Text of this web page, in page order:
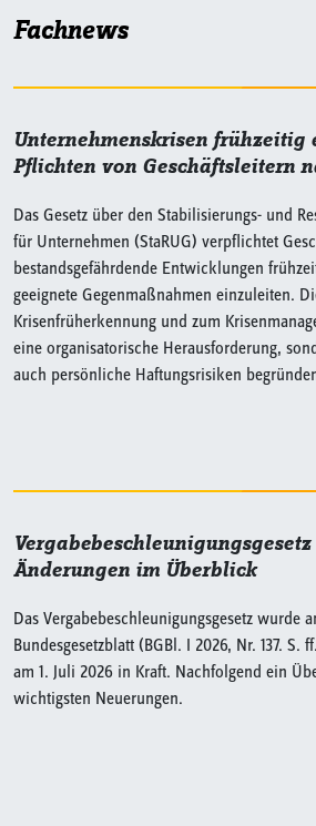
Fachnews
Unternehmenskrisen frühzeitig
Pflichten von Geschäftsleitern
Das Gesetz über den Stabilisierungs- und
für Unternehmen (StaRUG) verpflichtet
bestandsgefährdende Entwicklungen
geeignete Gegenmaßnahmen einzuleiten.
Krisenfrüherkennung und zum
eine organisatorische Herausforderung,
auch persönliche Haftungsrisiken
Änderungen im Überblick
Das Vergabebeschleunigungsgesetz wurde
Bundesgesetzblatt (BGBl. I 2026, Nr. 137.
am 1. Juli 2026 in Kraft. Nachfolgend ein
wichtigsten Neuerungen.